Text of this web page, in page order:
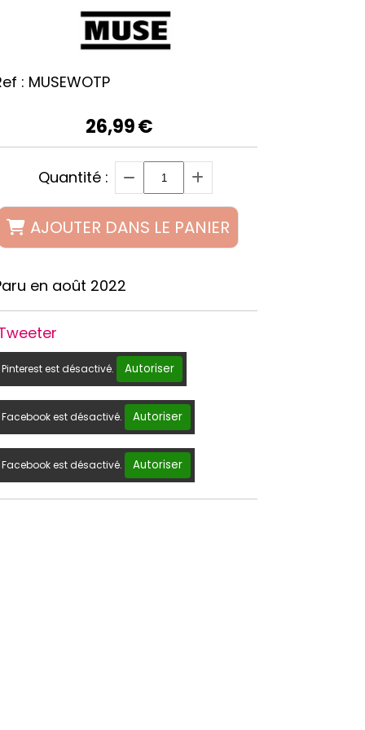
: MUSEWOTP
26,99€
Quantité :
AJOUTER DANS LE PANIER
en août 2022
Pinterest est désactivé. Autoriser
Facebook est désactivé. Autoriser
Facebook est désactivé. Autoriser